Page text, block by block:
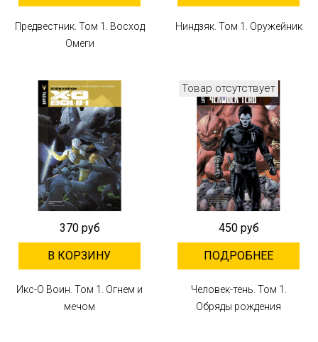
Предвестник. Том 1. Восход
Омеги
Ниндзяк. Том 1. Оружейник
370 руб
В КОРЗИНУ
Икс-О Воин. Том 1. Огнем и
мечом
Товар отсутствует
450 руб
ПОДРОБНЕЕ
Человек-тень. Том 1.
Обряды рождения